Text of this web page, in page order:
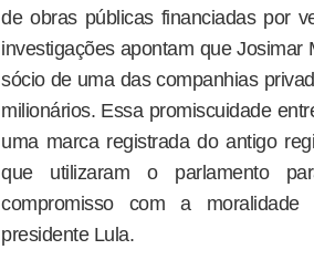
de obras públicas financiadas por
investigações apontam que
sócio de uma das companhias
milionários. Essa promiscuidade
uma marca registrada do antigo
que utilizaram o parlamento
compromisso com a
presidente Lula.